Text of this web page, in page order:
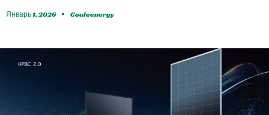
Январь 1, 2026 Couleenergy